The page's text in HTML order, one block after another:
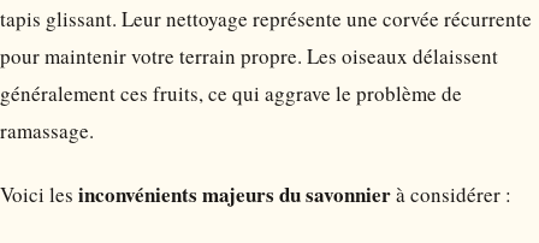
tapis glissant. Leur nettoyage représente une corvée récurrente
pour maintenir votre terrain propre. Les oiseaux délaissent
généralement ces fruits, ce qui aggrave le problème de
ramassage.
Voici les inconvénients majeurs du savonnierà considérer :